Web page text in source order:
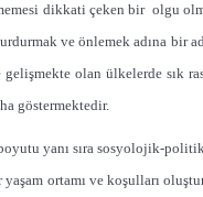
dikkati çeken bir olgu
ve önlemek adına
olan ülkelerde sık
göstermektedir.
yanı sıra sosyolojik-
yaşam ortamı ve koşulları